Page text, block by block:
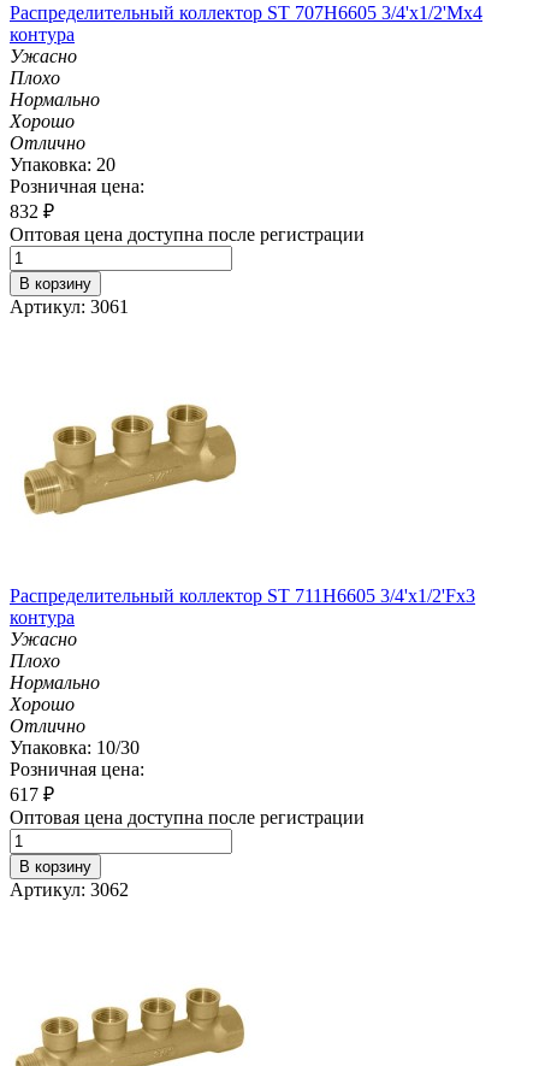
Распределительный коллектор ST 707H6605 3/4'х1/2'Мх4
контура
Ужасно
Плохо
Нормально
Хорошо
Отлично
Упаковка: 20
Розничная цена:
832 ₽
Оптовая цена доступна после регистрации
В корзину
Артикул: 3061
Распределительный коллектор ST 711H6605 3/4'х1/2'Fх3
контура
Ужасно
Плохо
Нормально
Хорошо
Отлично
Упаковка: 10/30
Розничная цена:
617 ₽
Оптовая цена доступна после регистрации
В корзину
Артикул: 3062